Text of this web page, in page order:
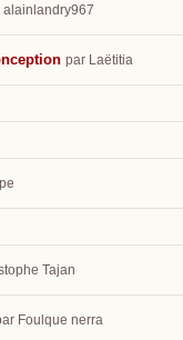
alainlandry967
par Laëtitia
Tajan
Foulque nerra